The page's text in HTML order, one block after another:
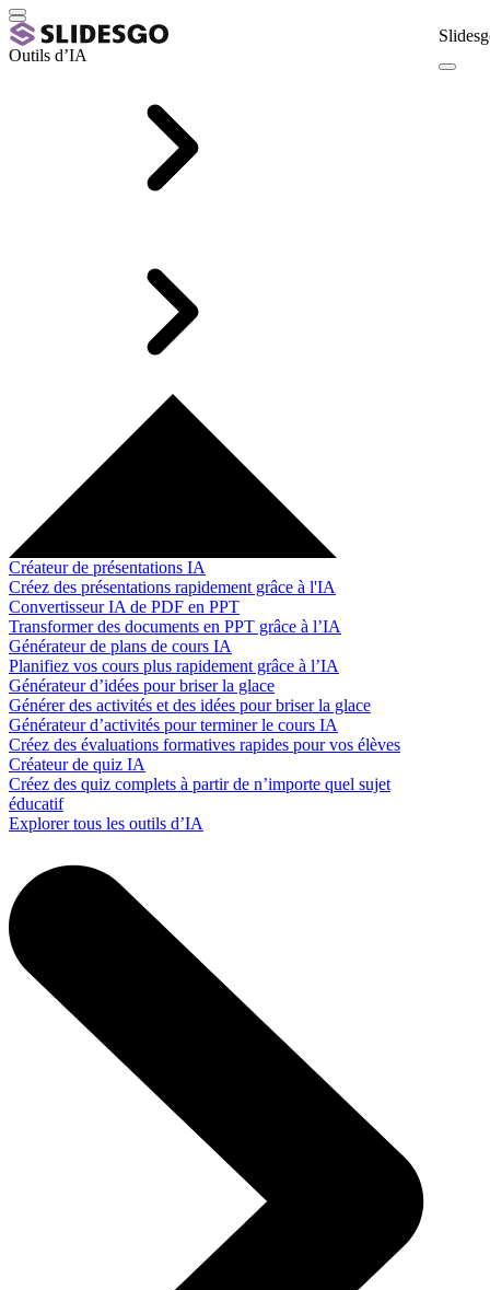
Outils d’IA
Créateur de présentations IA
Créez des présentations rapidement grâce à l'IA
Convertisseur IA de PDF en PPT
Transformer des documents en PPT grâce à l’IA
Générateur de plans de cours IA
Planifiez vos cours plus rapidement grâce à l’IA
Générateur d’idées pour briser la glace
Générer des activités et des idées pour briser la glace
Générateur d’activités pour terminer le cours IA
Créez des évaluations formatives rapides pour vos élèves
Créateur de quiz IA
Créez des quiz complets à partir de n’importe quel sujet
éducatif
Explorer tous les outils d’IA